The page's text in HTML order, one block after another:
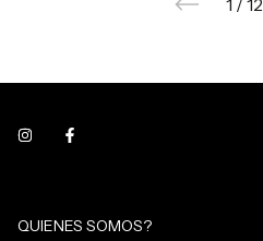
QUIENES SOMOS?